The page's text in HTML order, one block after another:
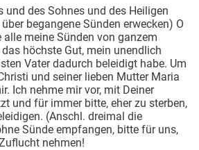
und des Sohnes und des Heiligen
begangene Sünden erwecken) O
alle meine Sünden von ganzem
höchste Gut, mein unendlich
Vater dadurch beleidigt habe. Um
und seiner lieben Mutter Maria
Ich nehme mir vor, mit Deiner
und für immer bitte, eher zu sterben,
(Anschl. dreimal die
Sünde empfangen, bitte für uns,
nehmen!